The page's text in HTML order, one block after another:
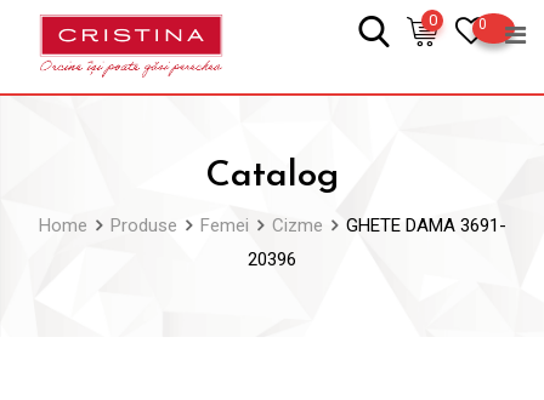
0
0
Catalog
Home Produse Femei Cizme
GHETE DAMA 3691-
20396